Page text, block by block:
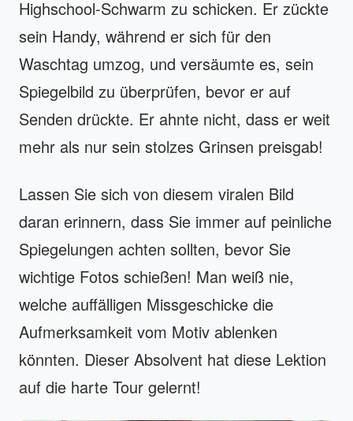
Highschool-Schwarm zu schicken. Er zückte
sein Handy, während er sich für den
Waschtag umzog, und versäumte es, sein
Spiegelbild zu überprüfen, bevor er auf
Senden drückte. Er ahnte nicht, dass er weit
mehr als nur sein stolzes Grinsen preisgab!
Lassen Sie sich von diesem viralen Bild
daran erinnern, dass Sie immer auf peinliche
Spiegelungen achten sollten, bevor Sie
wichtige Fotos schießen! Man weiß nie,
welche auffälligen Missgeschicke die
Aufmerksamkeit vom Motiv ablenken
könnten. Dieser Absolvent hat diese Lektion
auf die harte Tour gelernt!